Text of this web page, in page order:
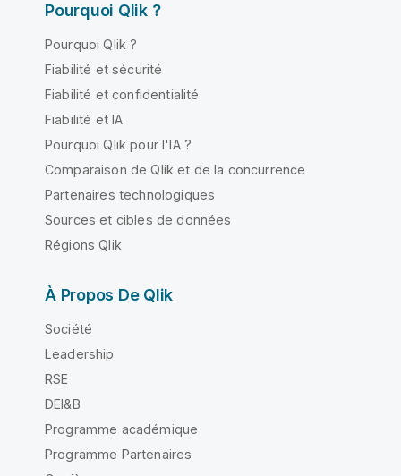
Pourquoi Qlik ?
Pourquoi Qlik ?
Fiabilité et sécurité
Fiabilité et confidentialité
Fiabilité et IA
Pourquoi Qlik pour l'IA ?
Comparaison de Qlik et de la concurrence
Partenaires technologiques
Sources et cibles de données
Régions Qlik
À Propos De Qlik
Société
Leadership
RSE
DEI&B
Programme académique
Programme Partenaires